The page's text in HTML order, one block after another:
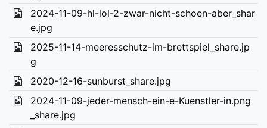
2024-11-09-hl-lol-2-zwar-nicht-schoen-aber_shar
e.jpg
2025-11-14-meeresschutz-im-brettspiel_share.jp
g
2020-12-16-sunburst_share.jpg
2024-11-09-jeder-mensch-ein-e-Kuenstler-in.png
_share.jpg